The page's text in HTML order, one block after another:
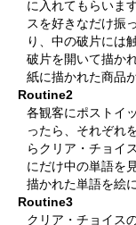
に入れてもらいま
スを好きなだけ振
り、中の破片には
破片を開いて描か
紙に描かれた商品
Routine2
各観客にポストイ
ったら、それぞれ
らクリア・チョイ
にだけ中の単語を
描かれた単語を絵
Routine3
クリア・チョイス